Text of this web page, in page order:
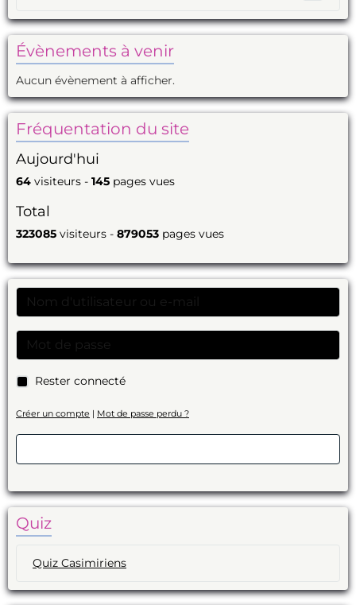
Évènements à venir
Aucun évènement à afficher.
Fréquentation du site
Aujourd'hui
64 visiteurs - 145 pages vues
Total
323085 visiteurs - 879053 pages vues
Rester connecté
Créer un compte | Mot de passe perdu ?
Quiz
Quiz Casimiriens